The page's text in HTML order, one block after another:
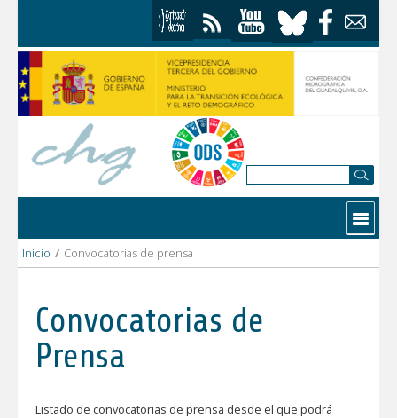
Contactar
Inicio / Convocatorias de prensa
Convocatorias de
Prensa
Listado de convocatorias de prensa desde el que podrá